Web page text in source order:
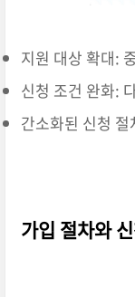
지원 대상 확대:
신청 조건 완화:
간소화된 신청
가입 절차와